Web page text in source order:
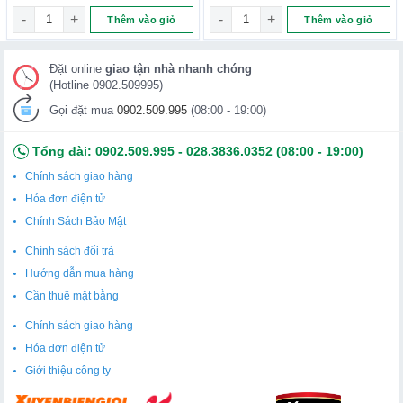
Tăng cường và nuôi dưỡng gân, dây chằng,
Hướng dẫn sử dụng Youtheory Collagen Type 1 2 & 3:
Ngày uống 6 viên chia làm 2 lần – Mỗi lần 3 viên trước khi
ăn 30 phút.
Để hấp thụ tốt hơn nên uống thêm nước hoặc nước trái
cây.
Để tối đa hóa sự hấp thụ và sử dụng, không nên thêm vào
sữa hoặc thức uống/bột protein khác sẽ làm giảm những
Đối tượng sử dụng:
Viên uống collagen Youtheory type 1 2 & 3
dành cho người trên 18 tuổi.
Chống chỉ định với người đang mang thai, đang cho con
KẸO DẺO LÀM ĐẸP DA MÓNG VÀ TÓC NATURE’S BOUNTY
Thêm vào giỏ Viên Uống Bảo Vệ Mắt Tăng
Thêm vào giỏ
SOY ISOFLAVONES 750mg số lượng
Đặt online giao tận nhà nhanh chóng
(Hotline 0902.509995)
Gọi đặt mua 0902.509.995 (08:00 - 19:00)
Tổng đài: 0902.509.995 - 028.3836.0352 (08:00 - 19:00)
Chính sách giao hàng
Hóa đơn điện tử
Chính Sách Bảo Mật
Chính sách đổi trả
Hướng dẫn mua hàng
Cần thuê mặt bằng
Chính sách giao hàng
Hóa đơn điện tử
Giới thiệu công ty